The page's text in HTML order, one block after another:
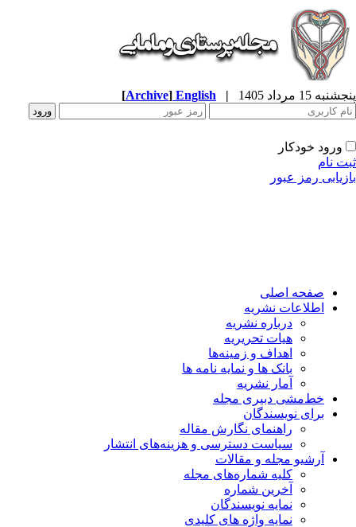
15 مرداد 1405 |
English
[Archive]
ورود خودکار
نام
رمز عبور
صفحه اصلی
اطلاعات نشریه
درباره نشریه
هیات تحریریه
اهداف و زمینه‌ها
بانک ها و نمایه نامه ها
آمار نشریه
خط‌مشی دبیری مجله
برای نویسندگان
راهنمای نگارش مقاله
سیاست دسترسی و هزینه‌های انتشار
آرشیو مجله و مقالات
کلیه شماره‌های مجله
آخرین شماره
نمایه نویسندگان
نمایه واژه های کلیدی